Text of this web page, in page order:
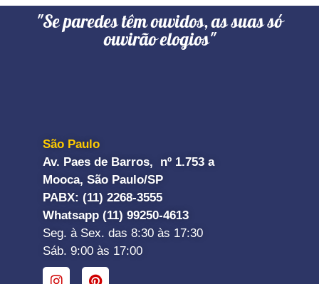
"Se paredes têm ouvidos, as suas só
ouvirão elogios"
São Paulo
Av. Paes de Barros, nº 1.753 a
Mooca, São Paulo/SP
PABX: (11) 2268-3555
Whatsapp (11) 99250-4613
Seg. à Sex. das 8:30 às 17:30
Sáb. 9:00 às 17:00